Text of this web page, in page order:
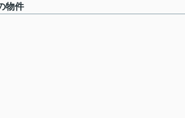
物件